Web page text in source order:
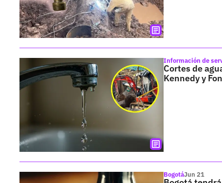
Información de
Cortes de
Kennedy y
BogotáJun 21